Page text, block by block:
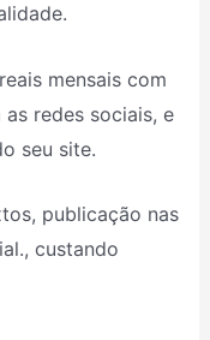
mensais com
redes sociais, e
seu site.
publicação nas
custando